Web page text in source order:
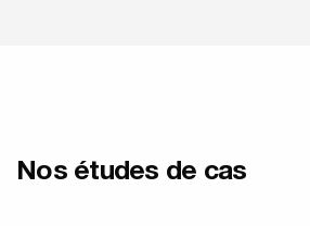
Nos études de cas